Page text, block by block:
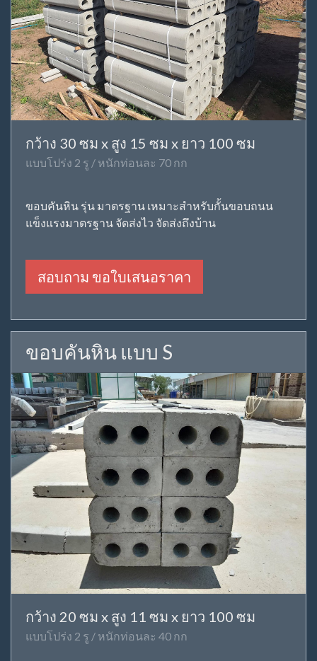
กว้าง 30 ซม x สูง 15 ซม x ยาว 100 ซม
แบบโปร่ง 2 รู / หนักท่อนละ 70 กก
ขอบคันหิน รุ่น มาตรฐาน เหมาะสำหรับกั้นขอบถนน
แข็งแรงมาตรฐาน จัดส่งไว จัดส่งถึงบ้าน
สอบถาม ขอใบเสนอราคา
ขอบคันหิน แบบ S
กว้าง 20 ซม x สูง 11 ซม x ยาว 100 ซม
แบบโปร่ง 2 รู / หนักท่อนละ 40 กก